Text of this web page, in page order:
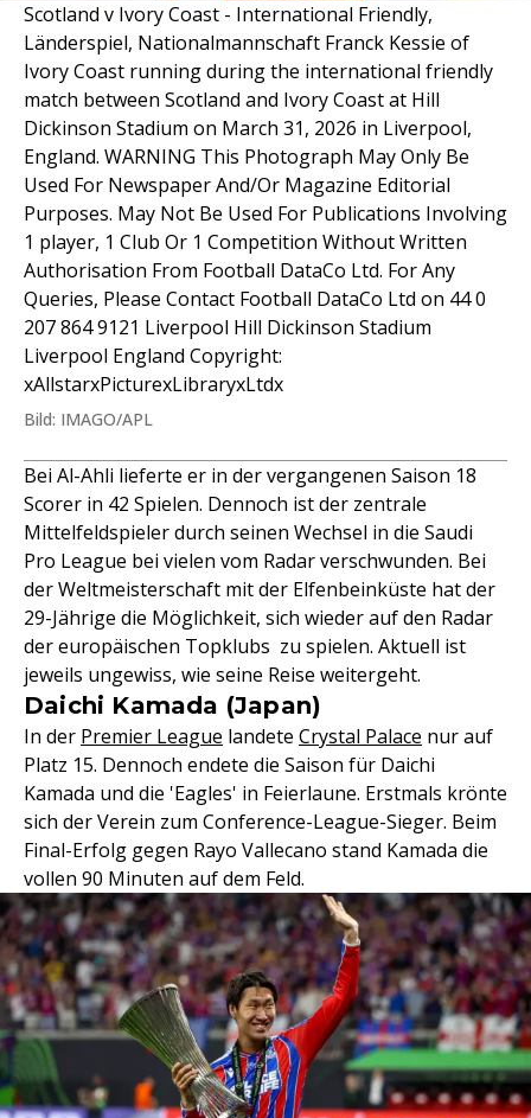
Scotland v Ivory Coast - International Friendly,
Länderspiel, Nationalmannschaft Franck Kessie of
Ivory Coast running during the international friendly
match between Scotland and Ivory Coast at Hill
Dickinson Stadium on March 31, 2026 in Liverpool,
England. WARNING This Photograph May Only Be
Used For Newspaper And/Or Magazine Editorial
Purposes. May Not Be Used For Publications Involving
1 player, 1 Club Or 1 Competition Without Written
Authorisation From Football DataCo Ltd. For Any
Queries, Please Contact Football DataCo Ltd on 44 0
207 864 9121 Liverpool Hill Dickinson Stadium
Liverpool England Copyright:
xAllstarxPicturexLibraryxLtdx
Bild: IMAGO/APL
Bei Al-Ahli lieferte er in der vergangenen Saison 18
Scorer in 42 Spielen. Dennoch ist der zentrale
Mittelfeldspieler durch seinen Wechsel in die Saudi
Pro League bei vielen vom Radar verschwunden. Bei
der Weltmeisterschaft mit der Elfenbeinküste hat der
29-Jährige die Möglichkeit, sich wieder auf den Radar
der europäischen Topklubs zu spielen. Aktuell ist
jeweils ungewiss, wie seine Reise weitergeht.
Daichi Kamada (Japan)
In der Premier League landete Crystal Palace nur auf
Platz 15. Dennoch endete die Saison für Daichi
Kamada und die 'Eagles' in Feierlaune. Erstmals krönte
sich der Verein zum Conference-League-Sieger. Beim
Final-Erfolg gegen Rayo Vallecano stand Kamada die
vollen 90 Minuten auf dem Feld.